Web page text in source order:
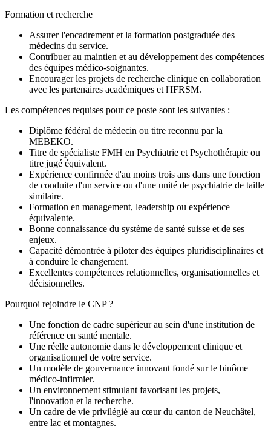
Formation et recherche
Assurer l'encadrement et la formation postgraduée des
médecins du service.
Contribuer au maintien et au développement des compétences
des équipes médico-soignantes.
Encourager les projets de recherche clinique en collaboration
avec les partenaires académiques et l'IFRSM.
Les compétences requises pour ce poste sont les suivantes :
Diplôme fédéral de médecin ou titre reconnu par la
MEBEKO.
Titre de spécialiste FMH en Psychiatrie et Psychothérapie ou
titre jugé équivalent.
Expérience confirmée d'au moins trois ans dans une fonction
de conduite d'un service ou d'une unité de psychiatrie de taille
similaire.
Formation en management, leadership ou expérience
équivalente.
Bonne connaissance du système de santé suisse et de ses
enjeux.
Capacité démontrée à piloter des équipes pluridisciplinaires et
à conduire le changement.
Excellentes compétences relationnelles, organisationnelles et
décisionnelles.
Pourquoi rejoindre le CNP ?
Une fonction de cadre supérieur au sein d'une institution de
référence en santé mentale.
Une réelle autonomie dans le développement clinique et
organisationnel de votre service.
Un modèle de gouvernance innovant fondé sur le binôme
médico-infirmier.
Un environnement stimulant favorisant les projets,
l'innovation et la recherche.
Un cadre de vie privilégié au cœur du canton de Neuchâtel,
entre lac et montagnes.